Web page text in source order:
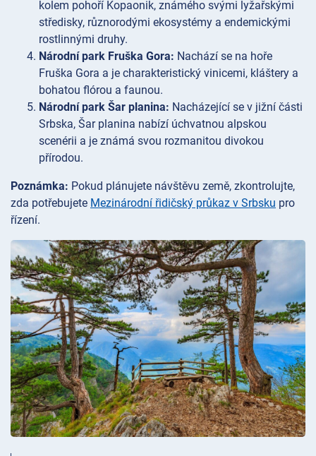
kolem pohoří Kopaonik, známého svými lyžařskými
středisky, různorodými ekosystémy a endemickými
rostlinnými druhy.
Národní park Fruška Gora: Nachází se na hoře
Fruška Gora a je charakteristický vinicemi, kláštery a
bohatou flórou a faunou.
Národní park Šar planina: Nacházející se v jižní části
Srbska, Šar planina nabízí úchvatnou alpskou
scenérii a je známá svou rozmanitou divokou
přírodou.
Poznámka: Pokud plánujete návštěvu země, zkontrolujte,
zda potřebujete Mezinárodní řidičský průkaz v Srbsku pro
řízení.